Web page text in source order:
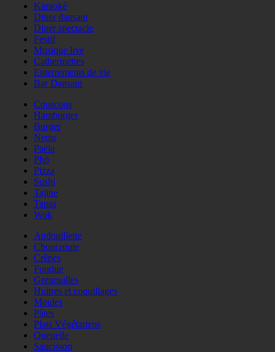
Karaoké
Diner dansant
Diner spectacle
Festif
Musique live
Catherinettes
Enterrements de vie
Bar Dansant
Couscous
Hamburger
Burger
Nems
Paëla
Phö
Pizza
Sushi
Tajine
Tapas
Wok
Andouillette
Choucroute
Crêpes
Fondue
Grenouilles
Huitres et coquillages
Moules
Pâtes
Plats Végétariens
Quenelle
Saucisson